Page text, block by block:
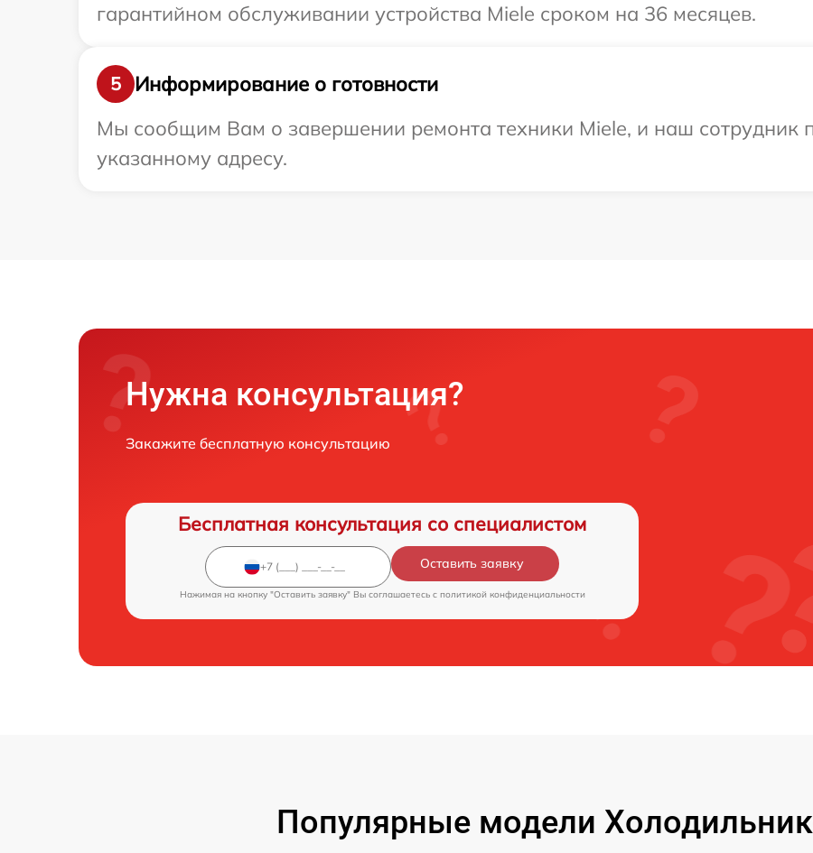
гарантийном обслуживании устройства Miele сроком на 36 месяцев.
5
Информирование о готовности
Мы сообщим Вам о завершении ремонта техники Miele, и наш сотрудник
указанному адресу.
Нужна консультация?
Закажите бесплатную консультацию
Бесплатная консультация со специалистом
Оставить заявку
Нажимая на кнопку "Оставить заявку" Вы соглашаетесь c политикой конфиденциальности
Популярные модели